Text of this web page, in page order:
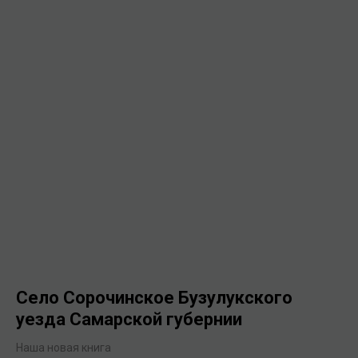
Село Сорочинское Бузулукского
уезда Самарской губернии
Наша новая книга